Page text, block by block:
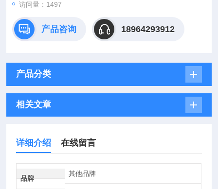
访问量：1497
产品咨询 18964293912
产品分类
相关文章
详细介绍 在线留言
品牌
其他品牌